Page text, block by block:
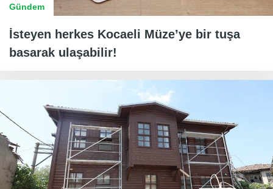
Gündem
İsteyen herkes Kocaeli Müze’ye bir tuşa
basarak ulaşabilir!